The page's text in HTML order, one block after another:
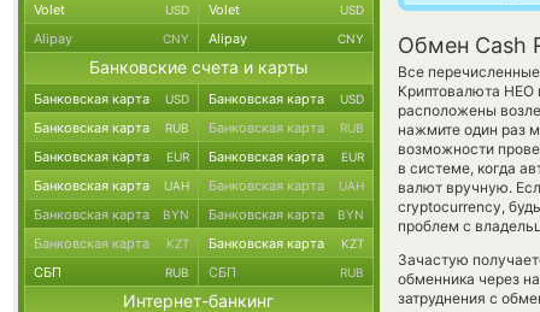
Обмен Cash
Все
Криптовалюта НЕО
расположены
нажмите один раз
возможности
в системе, когда
валют вручную.
cryptocurrency,
проблем с
Зачастую
обменника через
затруднения с
Volet USD Volet USD
Alipay CNY Alipay CNY
Банковские счета и карты
Банковская карта USD Банковская карта USD
Банковская карта RUB Банковская карта RUB
Банковская карта EUR Банковская карта EUR
Банковская карта UAH Банковская карта UAH
Банковская карта BYN Банковская карта BYN
Банковская карта KZT Банковская карта KZT
СБП RUB СБП RUB
Интернет-банкинг